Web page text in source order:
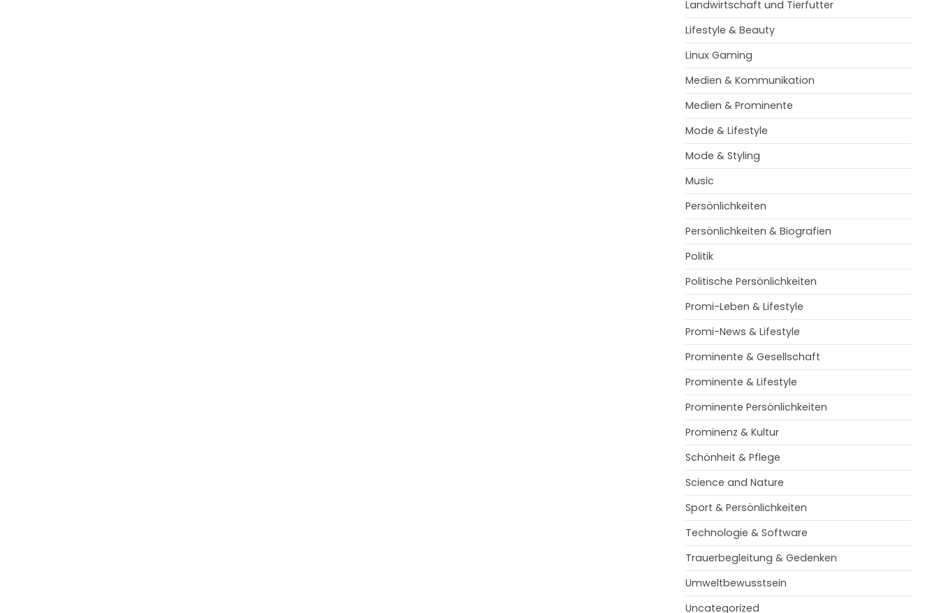
Landwirtschaft und Tierfutter
Lifestyle & Beauty
Linux Gaming
Medien & Kommunikation
Medien & Prominente
Mode & Lifestyle
Mode & Styling
Music
Persönlichkeiten
Persönlichkeiten & Biografien
Politik
Politische Persönlichkeiten
Promi-Leben & Lifestyle
Promi-News & Lifestyle
Prominente & Gesellschaft
Prominente & Lifestyle
Prominente Persönlichkeiten
Prominenz & Kultur
Schönheit & Pflege
Science and Nature
Sport & Persönlichkeiten
Technologie & Software
Trauerbegleitung & Gedenken
Umweltbewusstsein
Uncategorized